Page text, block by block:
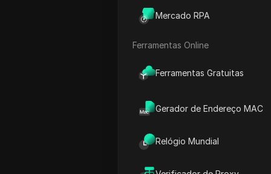
Mercado RPA
Ferramentas Online
Ferramentas Gratuitas
Gerador de Endereço MAC
Relógio Mundial
Play Video:Como voltar ao